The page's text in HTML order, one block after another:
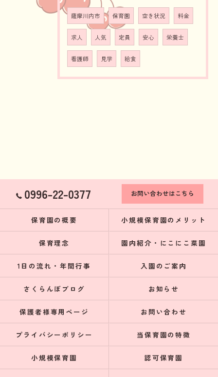
薩摩川内市 保育園 空き状況 料金
求人 人気 定員 安心 栄養士
看護師 見学 給食
0996-22-0377 お問い合わせはこちら
保育園の概要 小規模保育園のメリット
保育理念 園内紹介・にこにこ菜園
1日の流れ・年間行事 入園のご案内
さくらんぼブログ お知らせ
保護者様専用ページ お問い合わせ
プライバシーポリシー 当保育園の特徴
小規模保育園 認可保育園